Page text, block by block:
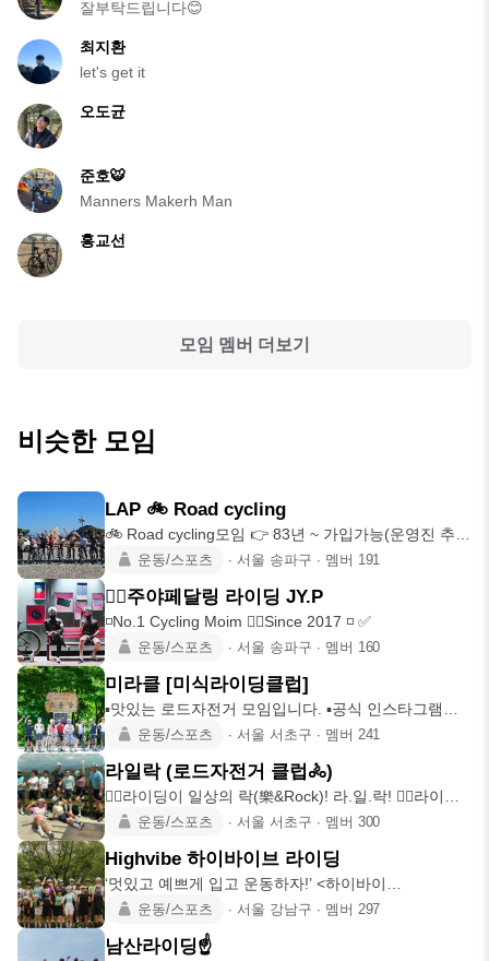
잘부탁드립니다😊
최지환
let's get it
오도균
준호🐯
Manners Makerh Man
홍교선
모임 멤버 더보기
비슷한 모임
LAP 🚲 Road cycling
🚲 Road cycling모임 👉 83년 ~ 가입가능(운영진 추전
운동/스포츠 ∙ 서울 송파구 ∙ 멤버 191
🚴‍♀️주야페달링 라이딩 JY.P
◽️No.1 Cycling Moim 🚴‍♀️Since 2017 ◽️ ✅
운동/스포츠 ∙ 서울 송파구 ∙ 멤버 160
미라클 [미식라이딩클럽]
▪️맛있는 로드자전거 모임입니다. ▪️공식 인스타그램
@mrc_cycle
운동/스포츠 ∙ 서울 서초구 ∙ 멤버 241
라일락 (로드자전거 클럽🚴)
🚴‍♂️라이딩이 일상의 락(樂&Rock)! 라.일.락! 🚵‍♂️라이딩
운동/스포츠 ∙ 서울 서초구 ∙ 멤버 300
Highvibe 하이바이브 라이딩
‘멋있고 예쁘게 입고 운동하자!’ <하이바이
브:Highvibe>를 베이스
운동/스포츠 ∙ 서울 강남구 ∙ 멤버 297
남산라이딩☝️